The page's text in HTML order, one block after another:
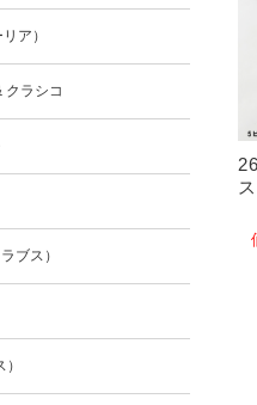
ア）
クラシコ
ブス）